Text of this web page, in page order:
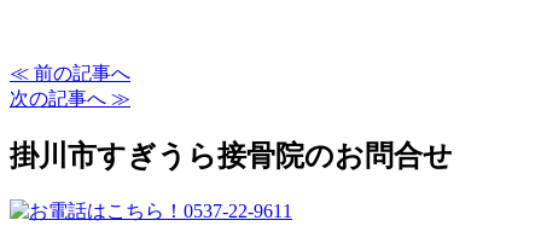
≪ 前の記事へ
次の記事へ ≫
掛川市すぎうら接骨院のお問合せ